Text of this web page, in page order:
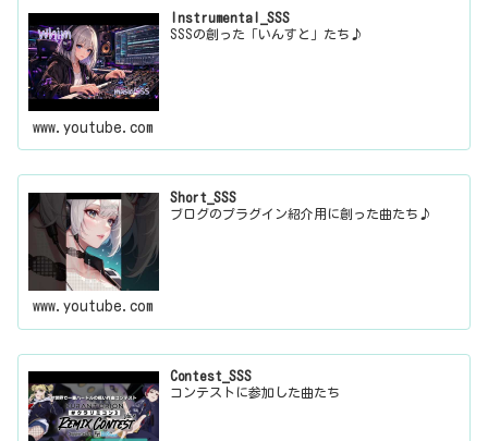
Instrumental_SSS
SSSの創った「いんすと」たち♪
www.youtube.com
Short_SSS
ブログのプラグイン紹介用に創った曲たち♪
www.youtube.com
Contest_SSS
コンテストに参加した曲たち